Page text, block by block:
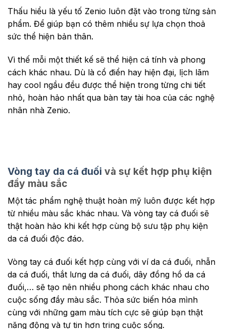
Thấu hiểu là yếu tố Zenio luôn đặt vào trong từng sản
phẩm. Để giúp bạn có thêm nhiều sự lựa chọn thoả
sức thể hiện bản thân.
Vì thế mỗi một thiết kế sẽ thể hiện cá tính và phong
cách khác nhau. Dù là cổ điển hay hiện đại, lịch lãm
hay cool ngầu đều được thể hiện trong từng chi tiết
nhỏ, hoàn hảo nhất qua bàn tay tài hoa của các nghệ
nhân nhà Zenio.
Vòng tay da cá đuối và sự kết hợp phụ kiện
đầy màu sắc
Một tác phẩm nghệ thuật hoàn mỹ luôn được kết hợp
từ nhiều màu sắc khác nhau. Và vòng tay cá đuối sẽ
thật hoàn hảo khi kết hợp cùng bộ sưu tập phụ kiện
da cá đuối độc đáo.
Vòng tay cá đuối kết hợp cùng với ví da cá đuối, nhẫn
da cá đuối, thắt lưng da cá đuối, dây đồng hồ da cá
đuối,… sẽ tạo nên nhiều phong cách khác nhau cho
cuộc sống đầy màu sắc. Thỏa sức biến hóa mình
cùng với những gam màu tích cực sẽ giúp bạn thật
năng động và tự tin hơn tring cuộc sống.